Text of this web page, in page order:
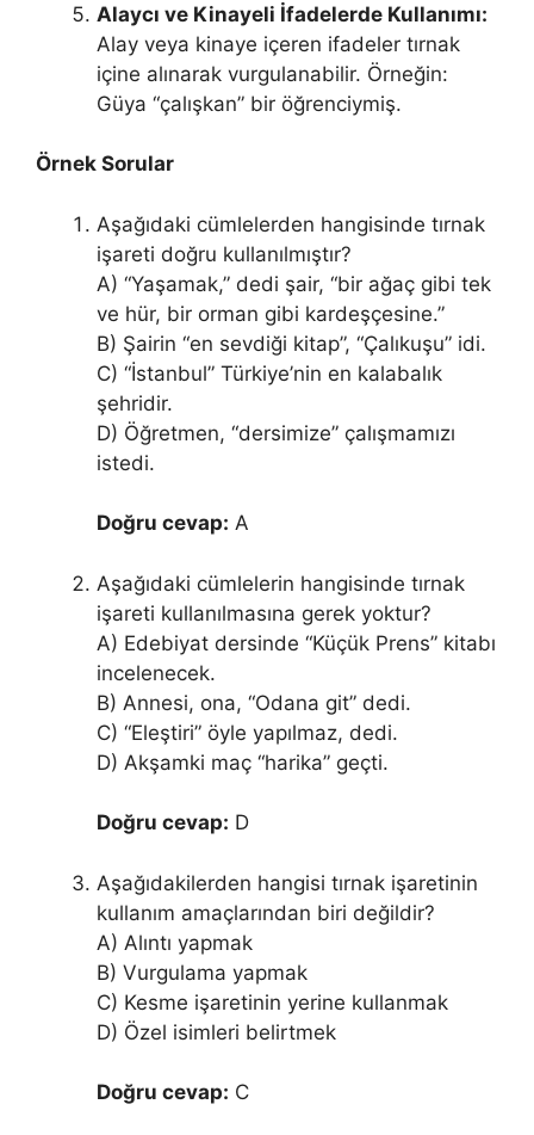
Alaycı ve Kinayeli İfadelerde Kullanımı:
Alay veya kinaye içeren ifadeler tırnak
içine alınarak vurgulanabilir. Örneğin:
Güya “çalışkan” bir öğrenciymiş.
Örnek Sorular
Aşağıdaki cümlelerden hangisinde tırnak
işareti doğru kullanılmıştır?
A) “Yaşamak,” dedi şair, “bir ağaç gibi tek
ve hür, bir orman gibi kardeşçesine.”
B) Şairin “en sevdiği kitap”, “Çalıkuşu” idi.
C) “İstanbul” Türkiye’nin en kalabalık
şehridir.
D) Öğretmen, “dersimize” çalışmamızı
istedi.
Doğru cevap: A
Aşağıdaki cümlelerin hangisinde tırnak
işareti kullanılmasına gerek yoktur?
A) Edebiyat dersinde “Küçük Prens” kitabı
incelenecek.
B) Annesi, ona, “Odana git” dedi.
C) “Eleştiri” öyle yapılmaz, dedi.
D) Akşamki maç “harika” geçti.
Doğru cevap: D
Aşağıdakilerden hangisi tırnak işaretinin
kullanım amaçlarından biri değildir?
A) Alıntı yapmak
B) Vurgulama yapmak
C) Kesme işaretinin yerine kullanmak
D) Özel isimleri belirtmek
Doğru cevap: C